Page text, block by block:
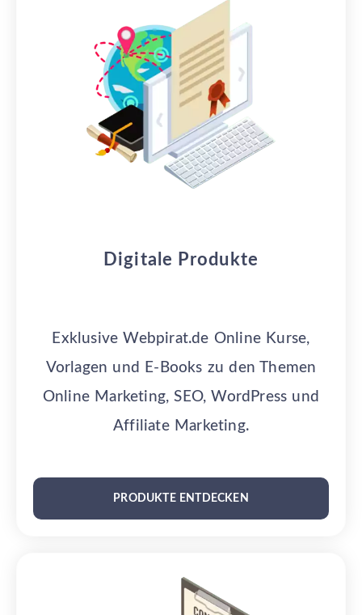
Digitale Produkte
Exklusive Webpirat.de Online Kurse,
Vorlagen und E-Books zu den Themen
Online Marketing, SEO, WordPress und
Affiliate Marketing.
PRODUKTE ENTDECKEN